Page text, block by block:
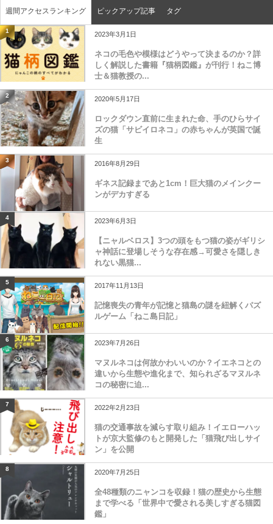
週間アクセスランキング ピックアップ記事 タグ
1 2023年3月1日
ネコの毛色や模様はどうやって決まるのか？詳
しく解説した書籍『猫柄図鑑』が刊行！ねこ博
士＆猫教授の...
2 2020年5月17日
ロックダウン直前に生まれた命、手のひらサイ
ズの猫「サビイロネコ」の赤ちゃんが英国で誕
生
3 2016年8月29日
ギネス記録まであと1cm！巨大猫のメインクー
ンがデカすぎる
4 2023年6月3日
【ニャルベロス】3つの頭をもつ猫の姿がギリシ
ャ神話に登場しそうな存在感→可愛さを隠しき
れない黒猫...
5 2017年11月13日
記憶喪失の青年が記憶と猫島の謎を紐解くパズ
ルゲーム「ねこ島日記」
6 2023年7月26日
マヌルネコは何故かわいいのか？イエネコとの
違いから生態や進化まで、知られざるマヌルネ
コの秘密に迫...
7 2022年2月23日
猫の交通事故を減らす取り組み！イエローハッ
トが京大監修のもと開発した「猫飛び出しサイ
ン」を公開
8 2020年7月25日
全48種類のニャンコを収録！猫の歴史から生態
まで学べる「世界中で愛される美しすぎる猫図
鑑」